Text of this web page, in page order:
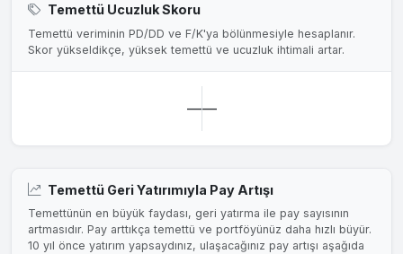
Temettü Ucuzluk Skoru
Temettü veriminin PD/DD ve F/K'ya bölünmesiyle hesaplanır.
Skor yükseldikçe, yüksek temettü ve ucuzluk ihtimali artar.
——
Temettü Geri Yatırımıyla Pay Artışı
Temettünün en büyük faydası, geri yatırma ile pay sayısının
artmasıdır. Pay arttıkça temettü ve portföyünüz daha hızlı büyür.
10 yıl önce yatırım yapsaydınız, ulaşacağınız pay artışı aşağıda